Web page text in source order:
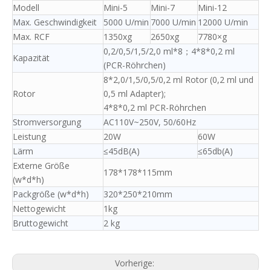
Modell Mini-5 Mini-7
Mini-12
Max. Geschwindigkeit
5000 U/min 7000 U/min 12000 U/min
Max. RCF
1350xg 2650xg
7780×g
Kapazität
0,2/0,5/1,5/2,0 ml*8；4*8*0,2 ml
(PCR-Röhrchen)
Rotor
8*2,0/1,5/0,5/0,2 ml Rotor (0,2 ml und
0,5 ml Adapter);
4*8*0,2 ml PCR-Röhrchen
Stromversorgung
AC110V~250V, 50/60Hz
Leistung
20W
60W
Lärm
≤45dB(A)
≤65db(A)
Externe Größe
(w*d*h)
178*178*115mm
Packgröße (w*d*h)
320*250*210mm
Nettogewicht
1kg
Bruttogewicht
2 kg
Vorherige: